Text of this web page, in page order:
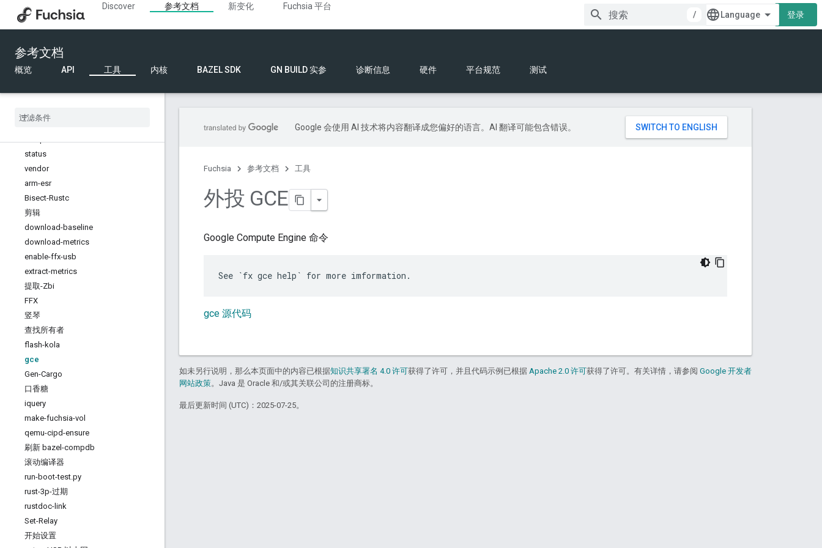
Discover 参考文档 新变化
Fuchsia 平台
/
登录
参考文档
概览 API 工具 内核 BAZEL SDK GN BUILD 实参 诊断信息 硬件 平台规范 测试
list-usb 磁盘
本地发布平台
指标
多
已弃用！sdk-deps
setup-firewall
status
vendor
arm-esr
Bisect-Rustc
剪辑
download-baseline
download-metrics
enable-ffx-usb
extract-metrics
提取-Zbi
FFX
竖琴
查找所有者
flash-kola
gce
Gen-Cargo
口香糖
iquery
make-fuchsia-vol
qemu-cipd-ensure
刷新 bazel-compdb
滚动编译器
run-boot-test.py
rust-3p-过期
rustdoc-link
Set-Relay
开始设置
Google 会使用 AI 技术将内容翻译成您偏好的语言。AI 翻译可能包含错误。
Fuchsia 参考文档 工具
外投 GCE
Google Compute Engine 命令
gce 源代码
如未另行说明，那么本页面中的内容已根据知识共享署名 4.0 许可获得了许可，并且代码示例已根据 Apache 2.0 许可获得了许可。有关详情，请参阅 Google 开发者
网站政策。Java 是 Oracle 和/或其关联公司的注册商标。
最后更新时间 (UTC)：2025-07-25。